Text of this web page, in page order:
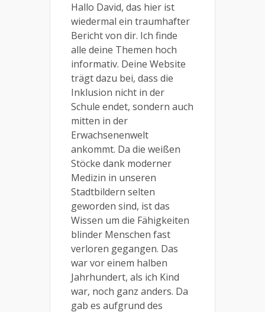
Hallo David, das hier ist
wiedermal ein traumhafter
Bericht von dir. Ich finde
alle deine Themen hoch
informativ. Deine Website
trägt dazu bei, dass die
Inklusion nicht in der
Schule endet, sondern auch
mitten in der
Erwachsenenwelt
ankommt. Da die weißen
Stöcke dank moderner
Medizin in unseren
Stadtbildern selten
geworden sind, ist das
Wissen um die Fähigkeiten
blinder Menschen fast
verloren gegangen. Das
war vor einem halben
Jahrhundert, als ich Kind
war, noch ganz anders. Da
gab es aufgrund des